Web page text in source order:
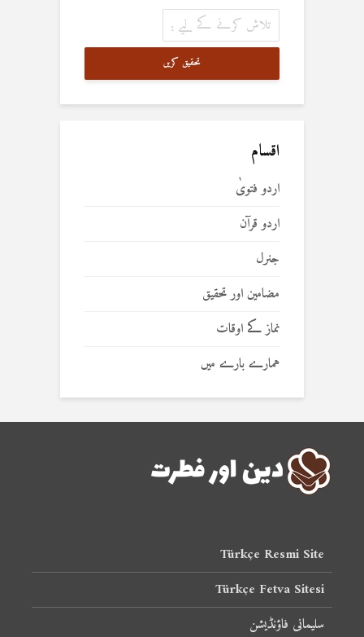
تحقیق کریں
اقسام
اردو فتویٰ
اردو قرآن
جنرل
مضامین اور تحقیق
نماز کے اوقات
ہمارے بارے میں
Türkçe Resmi Site
Türkçe Fetva Sitesi
سلیمانی فاؤنڈیشن